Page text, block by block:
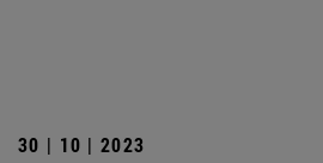
30 | 10 | 2023